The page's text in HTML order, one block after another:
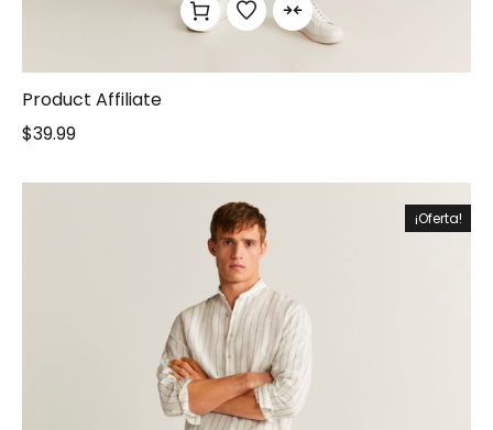
Product Affiliate
$39.99
¡Oferta!